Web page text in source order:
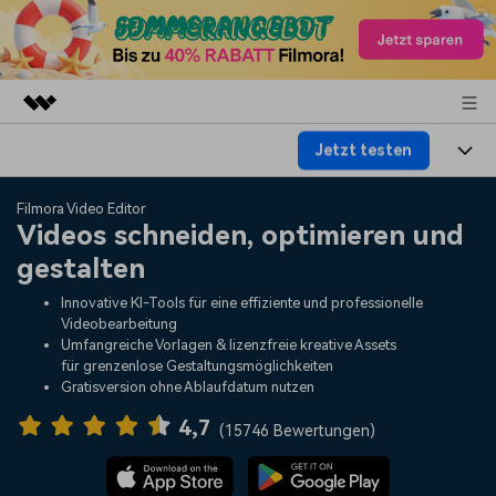
Dienstprogramme
Business
Überblick
Lösungen
Über uns
Presseraum
Support
Jetzt testen
Produkte
Plattformen
Funktionen
Assets
KI
Video/Foto
Audio
Lösungen
Soziale Medien
Marketing & Business
Lifestyle & Spaß
Ressourcen
Video-Prompts
Über 100 heiße Video-
Meisterkurs
Beherrschen Sie
Hilfe-Center
Erste Schritte
Filmora Video Editor
Videos schneiden, optimieren und
gestalten
Innovative KI-Tools für eine effiziente und professionelle
Videobearbeitung
Umfangreiche Vorlagen & lizenzfreie kreative Assets
für grenzenlose Gestaltungsmöglichkeiten
Gratisversion ohne Ablaufdatum nutzen
4,7 (15746 Bewertungen)